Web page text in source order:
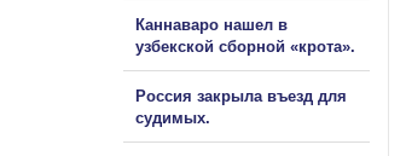
Каннаваро нашел в
узбекской сборной «крота».
Россия закрыла въезд для
судимых.